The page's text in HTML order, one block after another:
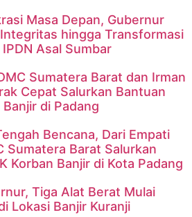
Masa Depan, Gubernur
hingga Transformasi
Asal Sumbar
Sumatera Barat dan Irman
Cepat Salurkan Bantuan
di Padang
Bencana, Dari Empati
Sumatera Barat Salurkan
Korban Banjir di Kota Padang
Tiga Alat Berat Mulai
Lokasi Banjir Kuranji